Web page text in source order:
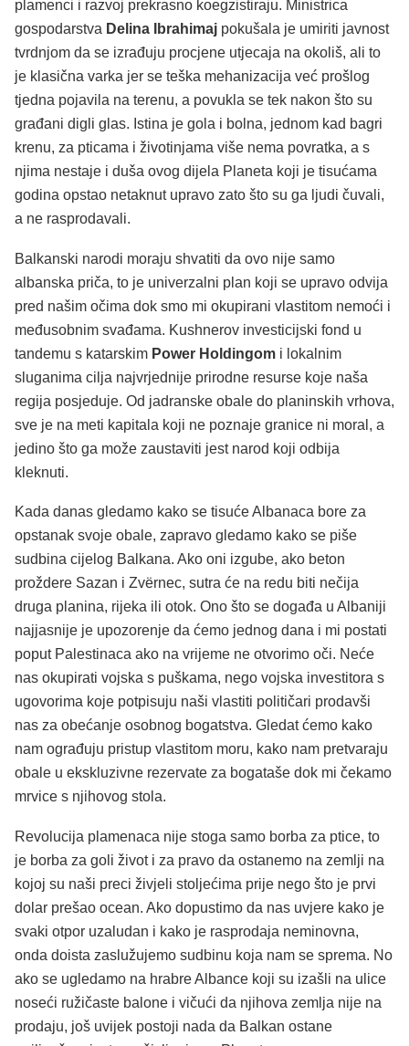
plamenci i razvoj prekrasno koegzistiraju. Ministrica
gospodarstva Delina Ibrahimaj pokušala je umiriti javnost
tvrdnjom da se izrađuju procjene utjecaja na okoliš, ali to
je klasična varka jer se teška mehanizacija već prošlog
tjedna pojavila na terenu, a povukla se tek nakon što su
građani digli glas. Istina je gola i bolna, jednom kad bagri
krenu, za pticama i životinjama više nema povratka, a s
njima nestaje i duša ovog dijela Planeta koji je tisućama
godina opstao netaknut upravo zato što su ga ljudi čuvali,
a ne rasprodavali.
Balkanski narodi moraju shvatiti da ovo nije samo
albanska priča, to je univerzalni plan koji se upravo odvija
pred našim očima dok smo mi okupirani vlastitom nemoći i
međusobnim svađama. Kushnerov investicijski fond u
tandemu s katarskim Power Holdingom i lokalnim
sluganima cilja najvrjednije prirodne resurse koje naša
regija posjeduje. Od jadranske obale do planinskih vrhova,
sve je na meti kapitala koji ne poznaje granice ni moral, a
jedino što ga može zaustaviti jest narod koji odbija
kleknuti.
Kada danas gledamo kako se tisuće Albanaca bore za
opstanak svoje obale, zapravo gledamo kako se piše
sudbina cijelog Balkana. Ako oni izgube, ako beton
proždere Sazan i Zvërnec, sutra će na redu biti nečija
druga planina, rijeka ili otok. Ono što se događa u Albaniji
najjasnije je upozorenje da ćemo jednog dana i mi postati
poput Palestinaca ako na vrijeme ne otvorimo oči. Neće
nas okupirati vojska s puškama, nego vojska investitora s
ugovorima koje potpisuju naši vlastiti političari prodavši
nas za obećanje osobnog bogatstva. Gledat ćemo kako
nam ograđuju pristup vlastitom moru, kako nam pretvaraju
obale u ekskluzivne rezervate za bogataše dok mi čekamo
mrvice s njihovog stola.
Revolucija plamenaca nije stoga samo borba za ptice, to
je borba za goli život i za pravo da ostanemo na zemlji na
kojoj su naši preci živjeli stoljećima prije nego što je prvi
dolar prešao ocean. Ako dopustimo da nas uvjere kako je
svaki otpor uzaludan i kako je rasprodaja neminovna,
onda doista zaslužujemo sudbinu koja nam se sprema. No
ako se ugledamo na hrabre Albance koji su izašli na ulice
noseći ružičaste balone i vičući da njihova zemlja nije na
prodaju, još uvijek postoji nada da Balkan ostane